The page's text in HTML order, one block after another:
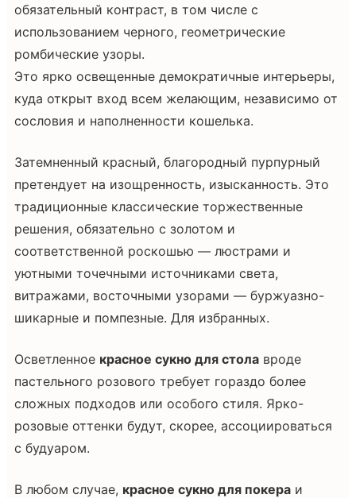
обязательный контраст, в том числе с
использованием черного, геометрические
ромбические узоры.
Это ярко освещенные демократичные интерьеры,
куда открыт вход всем желающим, независимо от
сословия и наполненности кошелька.
Затемненный красный, благородный пурпурный
претендует на изощренность, изысканность. Это
традиционные классические торжественные
решения, обязательно с золотом и
соответственной роскошью — люстрами и
уютными точечными источниками света,
витражами, восточными узорами — буржуазно-
шикарные и помпезные. Для избранных.
Осветленное красное сукно для стола вроде
пастельного розового требует гораздо более
сложных подходов или особого стиля. Ярко-
розовые оттенки будут, скорее, ассоциироваться
с будуаром.
В любом случае, красное сукно для покера и